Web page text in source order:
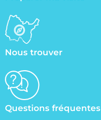
Nous trouver
Questions fréquentes